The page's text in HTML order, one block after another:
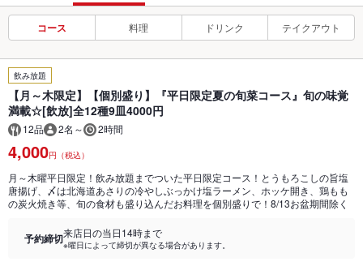
コース 料理 ドリンク テイクアウト
飲み放題
【月～木限定】【個別盛り】『平日限定夏の旬菜コース』旬の味覚
満載☆[飲放]全12種9皿4000円
12品 2名～ 2時間
4,000円（税込）
月～木曜平日限定！飲み放題までついた平日限定コース！とうもろこしの旨塩
唐揚げ、〆は北海道あさりの冷やしぶっかけ塩ラーメン、ホッケ開き、鶏もも
の炭火焼き等、旬の食材も盛り込んだお料理を個別盛りで！8/13お盆期間除く
予約締切来店日の当日14時まで
※曜日によって締切が異なる場合があります。